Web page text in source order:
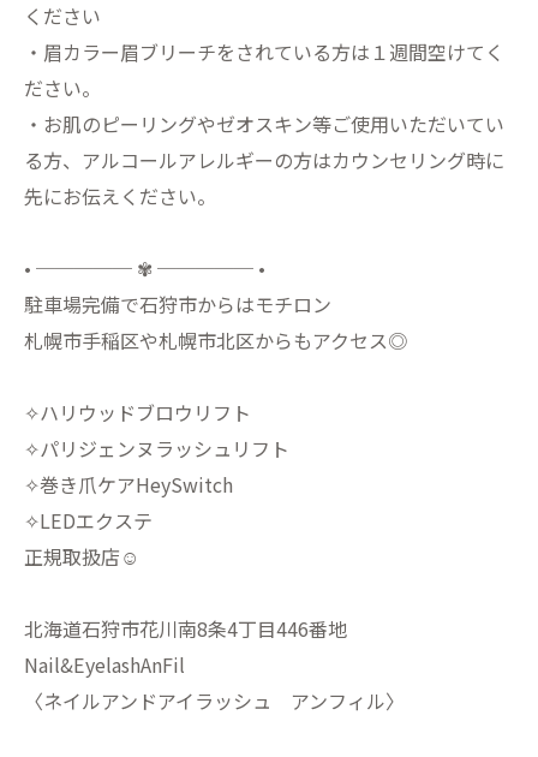
ください
・眉カラー眉ブリーチをされている方は１週間空けてく
ださい。
・お肌のピーリングやゼオスキン等ご使用いただいてい
る方、アルコールアレルギーの方はカウンセリング時に
先にお伝えください。
• ───── ✾ ───── •
駐車場完備で石狩市からはモチロン
札幌市手稲区や札幌市北区からもアクセス◎
✧ハリウッドブロウリフト
✧パリジェンヌラッシュリフト
✧巻き爪ケアHeySwitch
✧LEDエクステ
正規取扱店☺︎
北海道石狩市花川南8条4丁目446番地
Nail&EyelashAnFil
〈ネイルアンドアイラッシュ アンフィル〉